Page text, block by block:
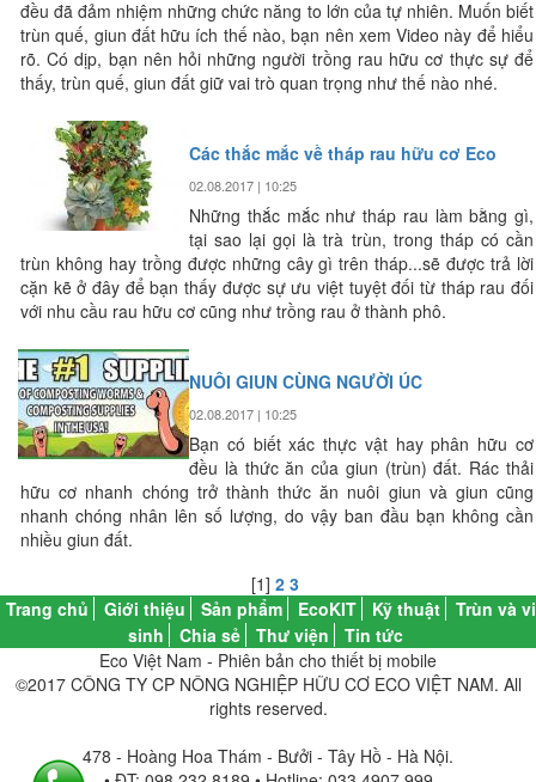
đều đã đảm nhiệm những chức năng to lớn của tự nhiên. Muốn biết
trùn quế, giun đất hữu ích thế nào, bạn nên xem Video này để hiểu
rõ. Có dịp, bạn nên hỏi những người trồng rau hữu cơ thực sự để
thấy, trùn quế, giun đất giữ vai trò quan trọng như thế nào nhé.
Các thắc mắc về tháp rau hữu cơ Eco
02.08.2017 | 10:25
Những thắc mắc như tháp rau làm bằng gì,
tại sao lại gọi là trà trùn, trong tháp có cần
trùn không hay trồng được những cây gì trên tháp...sẽ được trả lời
cặn kẽ ở đây để bạn thấy được sự ưu việt tuyệt đối từ tháp rau đối
với nhu cầu rau hữu cơ cũng như trồng rau ở thành phô.
NUÔI GIUN CÙNG NGƯỜI ÚC
02.08.2017 | 10:25
Bạn có biết xác thực vật hay phân hữu cơ
đều là thức ăn của giun (trùn) đất. Rác thải
hữu cơ nhanh chóng trở thành thức ăn nuôi giun và giun cũng
nhanh chóng nhân lên số lượng, do vậy ban đầu bạn không cần
nhiều giun đất.
[1] 2 3
Trang chủ
Giới thiệu Sản phẩm EcoKIT Kỹ thuật
Trùn và vi
sinh
Chia sẻ Thư viện
Tin tức
Eco Việt Nam - Phiên bản cho thiết bị mobile
©2017 CÔNG TY CP NÔNG NGHIỆP HỮU CƠ ECO VIỆT NAM. All
rights reserved.
478 - Hoàng Hoa Thám - Bưởi - Tây Hồ - Hà Nội.